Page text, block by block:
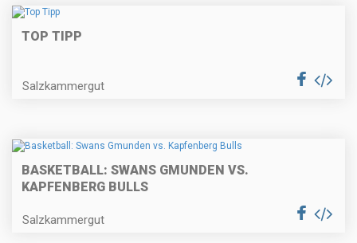
TOP TIPP
Salzkammergut
BASKETBALL: SWANS GMUNDEN VS.
KAPFENBERG BULLS
Salzkammergut